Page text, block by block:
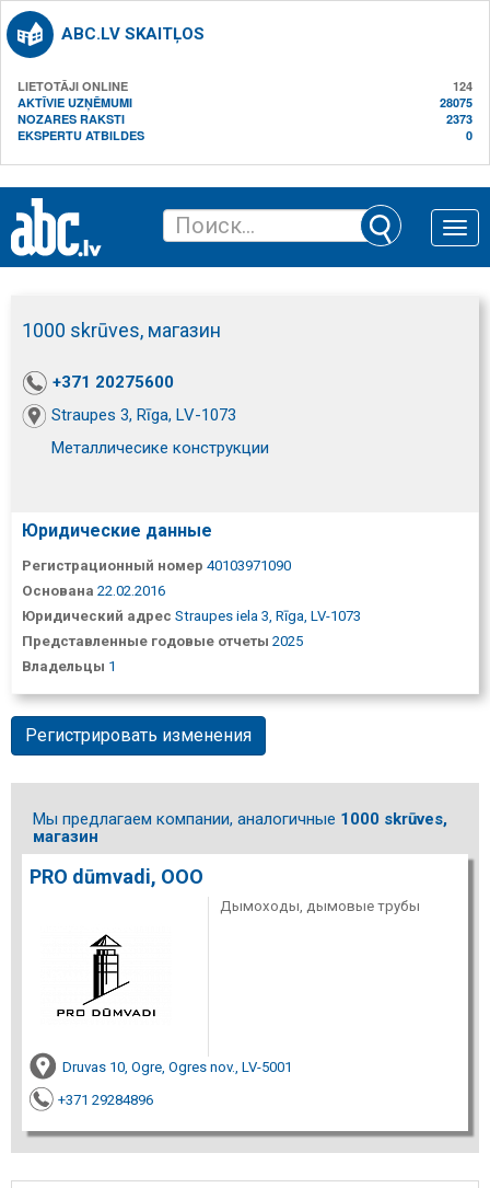
ABC.LV SKAITĻOS
LIETOTĀJI ONLINE
124
AKTĪVIE UZŅĒMUMI
28075
NOZARES RAKSTI
2373
EKSPERTU ATBILDES
0
Toggle
1000 skrūves, магазин
+371 20275600
Straupes 3, Rīga, LV-1073
Металличесике конструкции
Юридические данные
Регистрационный номер 40103971090
Основана 22.02.2016
Юридический адрес Straupes iela 3, Rīga, LV-1073
Представленные годовые отчеты 2025
Владельцы 1
Регистрировать изменения
Мы предлагаем компании, аналогичные 1000 skrūves,
магазин
PRO dūmvadi, ООО
Дымоходы, дымовые трубы
Druvas 10, Ogre, Ogres nov., LV-5001
+371 29284896